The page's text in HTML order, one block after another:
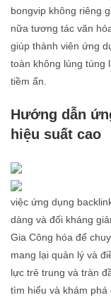
bongvip không riêng
nữa tương tác văn
giúp thành viên ứng
toàn không lúng túng
tiềm ẩn.
Hướng dẫn
hiệu suất cao
việc ứng dụng
dàng và đối kháng
Gia Công hóa để
mang lại quản lý và
lực trẻ trung và tràn
tìm hiểu và khám